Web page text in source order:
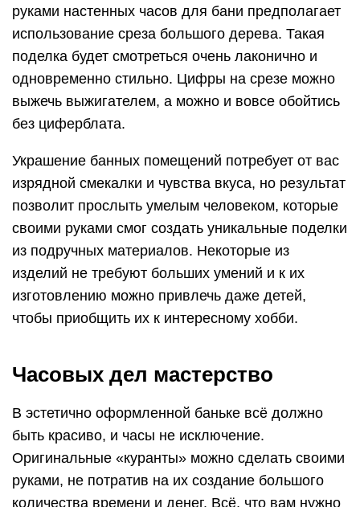
руками настенных часов для бани предполагает
использование среза большого дерева. Такая
поделка будет смотреться очень лаконично и
одновременно стильно. Цифры на срезе можно
выжечь выжигателем, а можно и вовсе обойтись
без циферблата.
Украшение банных помещений потребует от вас
изрядной смекалки и чувства вкуса, но результат
позволит прослыть умелым человеком, которые
своими руками смог создать уникальные поделки
из подручных материалов. Некоторые из
изделий не требуют больших умений и к их
изготовлению можно привлечь даже детей,
чтобы приобщить их к интересному хобби.
Часовых дел мастерство
В эстетично оформленной баньке всё должно
быть красиво, и часы не исключение.
Оригинальные «куранты» можно сделать своими
руками, не потратив на их создание большого
количества времени и денег. Всё, что вам нужно